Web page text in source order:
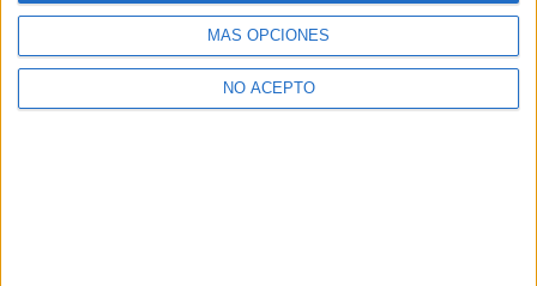
MÁS OPCIONES
NO ACEPTO